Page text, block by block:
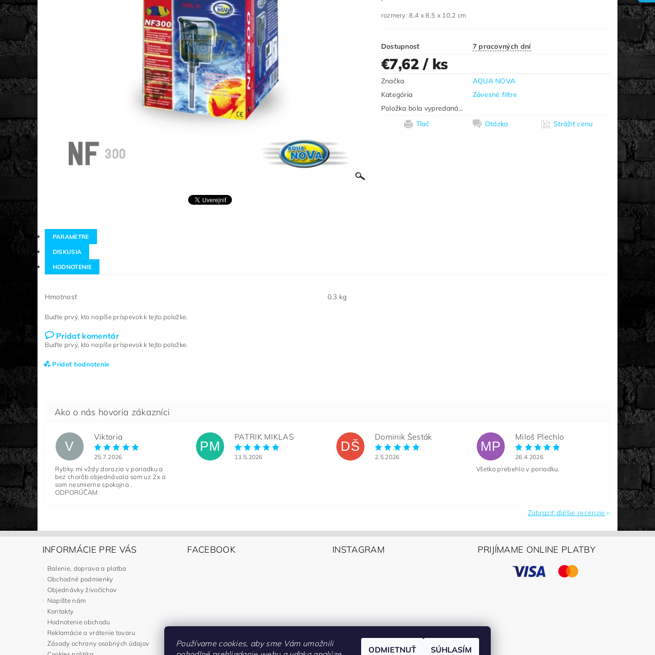
rozmery: 8,4 x 8,5 x 10,2 cm
Dostupnosť 7 pracovných dní
€7,62 / ks
Značka
AQUA NOVA
Kategória
Závesné filtre
Položka bola vypredaná...
Tlač
Otázka Strážiť cenu
PARAMETRE
DISKUSIA
HODNOTENIE
Hmotnosť 0.3 kg
Buďte prvý, kto napíše príspevok k tejto položke.
Pridať komentár
Buďte prvý, kto napíše príspevok k tejto položke.
Pridať hodnotenie
V
Viktoria
25.7.2026
Rybky mi vždy dorazia v poriadku a
bez chorôb objednávala som uz 2x a
som nesmierne spokojna .
ODPORÚČAM
PM
PATRIK MIKLAS
13.5.2026
DŠ
Dominik Šesták
2.5.2026
MP
Miloš Plechlo
26.4.2026
Všetko prebehlo v poriadku.
Zobraziť ďalšie recenzie
INFORMÁCIE PRE VÁS
Balenie, doprava a platba
Obchodné podmienky
Objednávky živočíchov
Napíšte nám
Kontakty
Hodnotenie obchodu
Reklamácie a vrátenie tovaru
Zásady ochrany osobných údajov
FACEBOOK INSTAGRAM PRIJÍMAME ONLINE PLATBY
Používame cookies, aby sme Vám umožnili
ODMIETNUŤ SÚHLASÍM